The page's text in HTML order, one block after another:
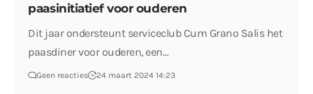
paasinitiatief voor ouderen
Dit jaar ondersteunt serviceclub Cum Grano Salis het
paasdiner voor ouderen, een…
Geen reacties 24 maart 2024 14:23